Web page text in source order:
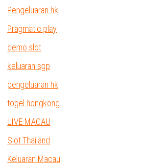
Pengeluaran hk
Pragmatic play
demo slot
keluaran sgp
pengeluaran hk
togel hongkong
LIVE MACAU
Slot Thailand
Keluaran Macau